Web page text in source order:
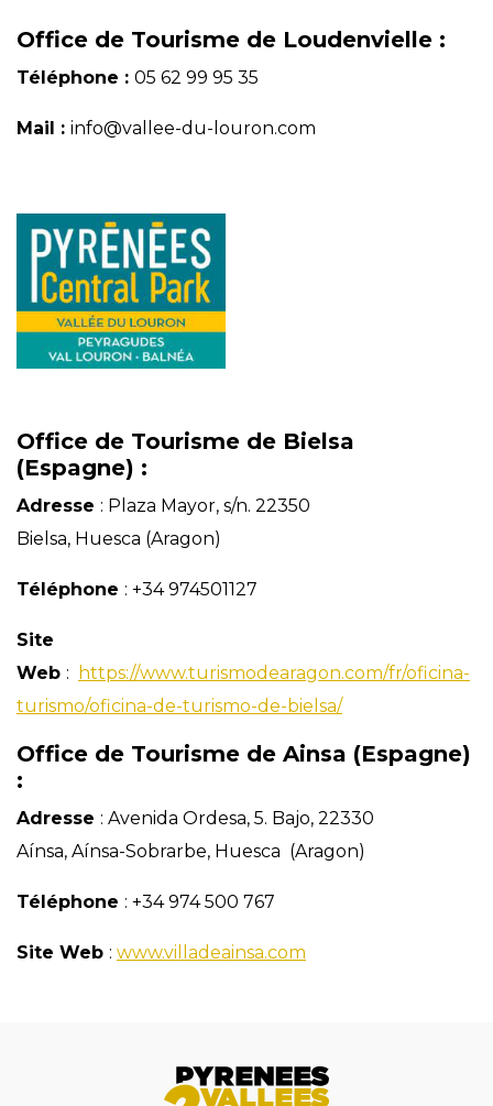
Office de Tourisme de Loudenvielle :
Téléphone : 05 62 99 95 35
Mail : info@vallee-du-louron.com
Office de Tourisme de Bielsa
(Espagne) :
Adresse : Plaza Mayor, s/n. 22350
Bielsa, Huesca (Aragon)
Téléphone : +34 974501127
Site
Web :
https://www.turismodearagon.com/fr/oficina-
turismo/oficina-de-turismo-de-bielsa/
Office de Tourisme de Ainsa (Espagne)
:
Adresse : Avenida Ordesa, 5. Bajo, 22330
Aínsa, Aínsa-Sobrarbe, Huesca (Aragon)
Téléphone : +34 974 500 767
Site Web : www.villadeainsa.com